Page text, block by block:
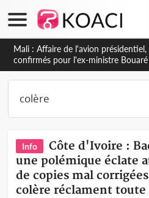
Nigeria : Le Togo et le Cameroun
produits de la raffinerie Dangote
Info
Côte d'Ivoire :
une polémique éclate
de copies mal
colère réclament toute